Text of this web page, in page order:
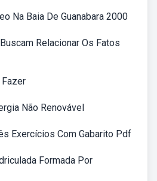
Na Baia De Guanabara 2000
Relacionar Os Fatos
Fazer
Não Renovável
Exercícios Com Gabarito Pdf
Formada Por